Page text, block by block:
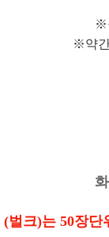
※
※약
(벌크)는 50장단